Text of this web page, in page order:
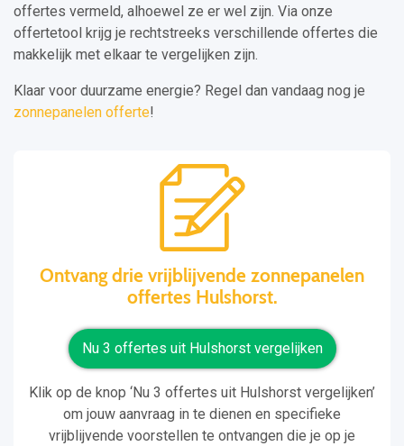
offertes vermeld, alhoewel ze er wel zijn. Via onze
offertetool krijg je rechtstreeks verschillende offertes die
makkelijk met elkaar te vergelijken zijn.
Klaar voor duurzame energie? Regel dan vandaag nog je
zonnepanelen offerte!
Ontvang drie vrijblijvende zonnepanelen
offertes Hulshorst.
Nu 3 offertes uit Hulshorst vergelijken
Klik op de knop ‘Nu 3 offertes uit Hulshorst vergelijken’
om jouw aanvraag in te dienen en specifieke
vrijblijvende voorstellen te ontvangen die je op je